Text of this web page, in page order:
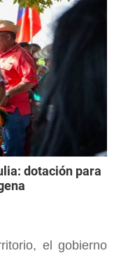
dotación para
el gobierno